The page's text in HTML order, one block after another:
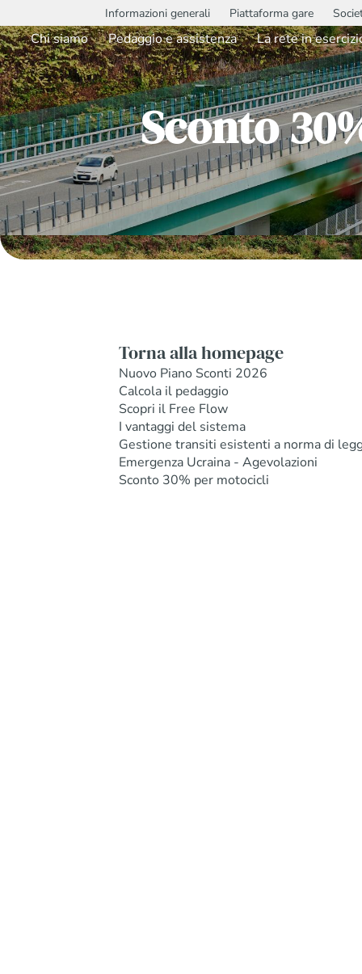
Informazioni generali Piattaforma gare
Chi siamo Pedaggio e assistenza La rete in
Sconto
Torna alla homepage
Nuovo Piano Sconti 2026
Calcola il pedaggio
Scopri il Free Flow
I vantaggi del sistema
Gestione transiti esistenti a norma di
Emergenza Ucraina - Agevolazioni
Sconto 30% per motocicli